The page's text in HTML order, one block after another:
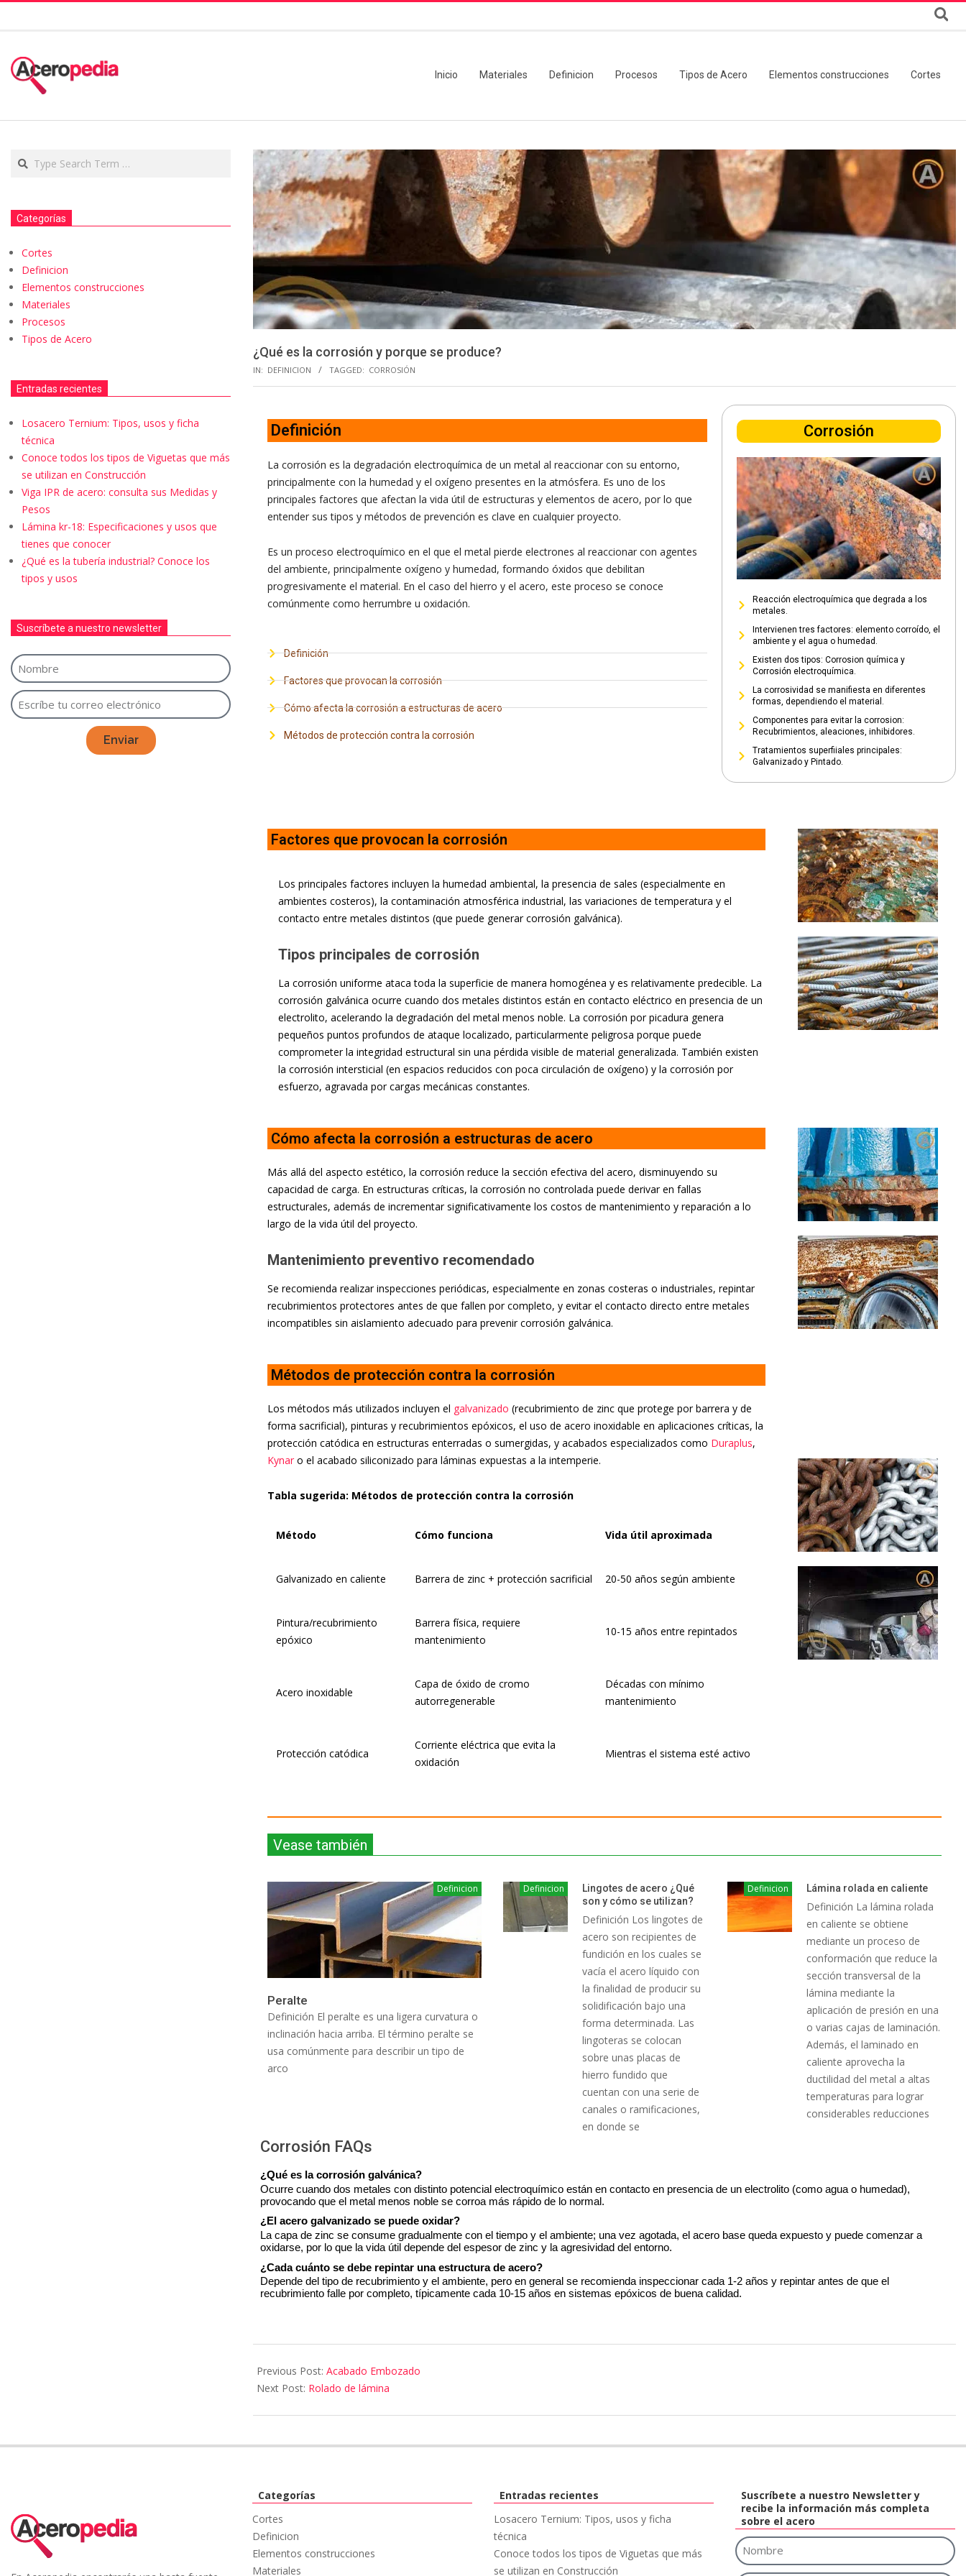
Inicio Materiales Definicion Procesos Tipos de Acero Elementos construcciones Cortes
¿Qué es la corrosión y porque se produce?
IN: DEFINICION TAGGED: CORROSIÓN
Definición
La corrosión es la degradación electroquímica de un metal al reaccionar con su entorno,
principalmente con la humedad y el oxígeno presentes en la atmósfera. Es uno de los
principales factores que afectan la vida útil de estructuras y elementos de acero, por lo que
entender sus tipos y métodos de prevención es clave en cualquier proyecto.
Es un proceso electroquímico en el que el metal pierde electrones al reaccionar con agentes
del ambiente, principalmente oxígeno y humedad, formando óxidos que debilitan
progresivamente el material. En el caso del hierro y el acero, este proceso se conoce
comúnmente como herrumbre u oxidación.
Definición
Factores que provocan la corrosión​
Cómo afecta la corrosión a estructuras de acero
Métodos de protección contra la corrosión​
Corrosión
Reacción electroquímica que degrada a los
metales.
Intervienen tres factores: elemento corroído, el
ambiente y el agua o humedad.
Existen dos tipos: Corrosion química y
Corrosión electroquímica.
La corrosividad se manifiesta en diferentes
formas, dependiendo el material.
Componentes para evitar la corrosion:
Recubrimientos, aleaciones, inhibidores.
Tratamientos superfiiales principales:
Galvanizado y Pintado.
Factores que provocan la corrosión
Los principales factores incluyen la humedad ambiental, la presencia de sales (especialmente en
ambientes costeros), la contaminación atmosférica industrial, las variaciones de temperatura y el
contacto entre metales distintos (que puede generar corrosión galvánica).
Tipos principales de corrosión
La corrosión uniforme ataca toda la superficie de manera homogénea y es relativamente predecible. La
corrosión galvánica ocurre cuando dos metales distintos están en contacto eléctrico en presencia de un
electrolito, acelerando la degradación del metal menos noble. La corrosión por picadura genera
pequeños puntos profundos de ataque localizado, particularmente peligrosa porque puede
comprometer la integridad estructural sin una pérdida visible de material generalizada. También existen
la corrosión intersticial (en espacios reducidos con poca circulación de oxígeno) y la corrosión por
esfuerzo, agravada por cargas mecánicas constantes.
Cómo afecta la corrosión a estructuras de acero
Más allá del aspecto estético, la corrosión reduce la sección efectiva del acero, disminuyendo su
capacidad de carga. En estructuras críticas, la corrosión no controlada puede derivar en fallas
estructurales, además de incrementar significativamente los costos de mantenimiento y reparación a lo
largo de la vida útil del proyecto.
Mantenimiento preventivo recomendado
Se recomienda realizar inspecciones periódicas, especialmente en zonas costeras o industriales, repintar
recubrimientos protectores antes de que fallen por completo, y evitar el contacto directo entre metales
incompatibles sin aislamiento adecuado para prevenir corrosión galvánica.
Métodos de protección contra la corrosión
Los métodos más utilizados incluyen el galvanizado (recubrimiento de zinc que protege por barrera y de
forma sacrificial), pinturas y recubrimientos epóxicos, el uso de acero inoxidable en aplicaciones críticas, la
protección catódica en estructuras enterradas o sumergidas, y acabados especializados como Duraplus,
Kynar o el acabado siliconizado para láminas expuestas a la intemperie.
Tabla sugerida: Métodos de protección contra la corrosión
Método Cómo funciona Vida útil aproximada
Galvanizado en caliente Barrera de zinc + protección sacrificial 20-50 años según ambiente
Pintura/recubrimiento
epóxico
Barrera física, requiere
mantenimiento
10-15 años entre repintados
Acero inoxidable
Capa de óxido de cromo
autorregenerable
Décadas con mínimo
mantenimiento
Protección catódica
Corriente eléctrica que evita la
oxidación
Mientras el sistema esté activo
Vease también
Definicion
Peralte
Definición El peralte es una ligera curvatura o
inclinación hacia arriba. El término peralte se
usa comúnmente para describir un tipo de
arco
Definicion
Lingotes de acero ¿Qué
son y cómo se utilizan?
Definición Los lingotes de
acero son recipientes de
fundición en los cuales se
vacía el acero líquido con
la finalidad de producir su
solidificación bajo una
forma determinada. Las
lingoteras se colocan
sobre unas placas de
hierro fundido que
cuentan con una serie de
canales o ramificaciones,
en donde se
Definicion Lámina rolada en caliente
Definición La lámina rolada
en caliente se obtiene
mediante un proceso de
conformación que reduce la
sección transversal de la
lámina mediante la
aplicación de presión en una
o varias cajas de laminación.
Además, el laminado en
caliente aprovecha la
ductilidad del metal a altas
temperaturas para lograr
considerables reducciones
Corrosión FAQs
¿Qué es la corrosión galvánica?
Ocurre cuando dos metales con distinto potencial electroquímico están en contacto en presencia de un electrolito (como agua o humedad),
provocando que el metal menos noble se corroa más rápido de lo normal.
¿El acero galvanizado se puede oxidar?
La capa de zinc se consume gradualmente con el tiempo y el ambiente; una vez agotada, el acero base queda expuesto y puede comenzar a
oxidarse, por lo que la vida útil depende del espesor de zinc y la agresividad del entorno.
¿Cada cuánto se debe repintar una estructura de acero?
Depende del tipo de recubrimiento y el ambiente, pero en general se recomienda inspeccionar cada 1-2 años y repintar antes de que el
recubrimiento falle por completo, típicamente cada 10-15 años en sistemas epóxicos de buena calidad.
Previous Post: Acabado Embozado
Next Post: Rolado de lámina
Categorías
Cortes
Definicion
Elementos construcciones
Materiales
Procesos
Tipos de Acero
Entradas recientes
Losacero Ternium: Tipos, usos y ficha
técnica
Conoce todos los tipos de Viguetas que más
se utilizan en Construcción
Viga IPR de acero: consulta sus Medidas y
Pesos
Lámina kr-18: Especificaciones y usos que
tienes que conocer
¿Qué es la tubería industrial? Conoce los
tipos y usos
Suscríbete a nuestro newsletter
Enviar
Categorías
Cortes
Definicion
Elementos construcciones
Materiales
Entradas recientes
Losacero Ternium: Tipos, usos y ficha
técnica
Conoce todos los tipos de Viguetas que más
se utilizan en Construcción
Suscríbete a nuestro Newsletter y
recibe la información más completa
sobre el acero